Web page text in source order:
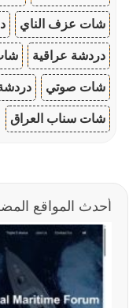
شات عزف الناي
دردشة عراقية
شات صوتي
شات سناب العراق
أحدث المواقع